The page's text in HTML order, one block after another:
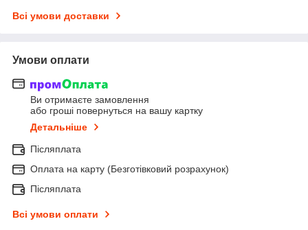
Всі умови доставки
Умови оплати
Ви отримаєте замовлення
або гроші повернуться на вашу картку
Детальніше
Післяплата
Оплата на карту (Безготівковий розрахунок)
Післяплата
Всі умови оплати